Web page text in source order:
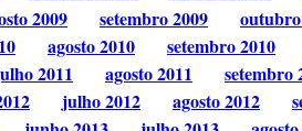
2009 setembro 2009
agosto 2010 setembro 2010
2011 agosto 2011 setembro
julho 2012 agosto 2012